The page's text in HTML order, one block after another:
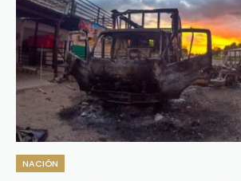
NACIÓN